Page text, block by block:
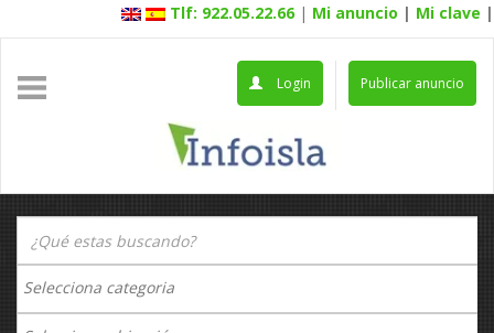
Tlf: 922.05.22.66 | Mi anuncio | Mi clave |
Publicar anuncio
Login